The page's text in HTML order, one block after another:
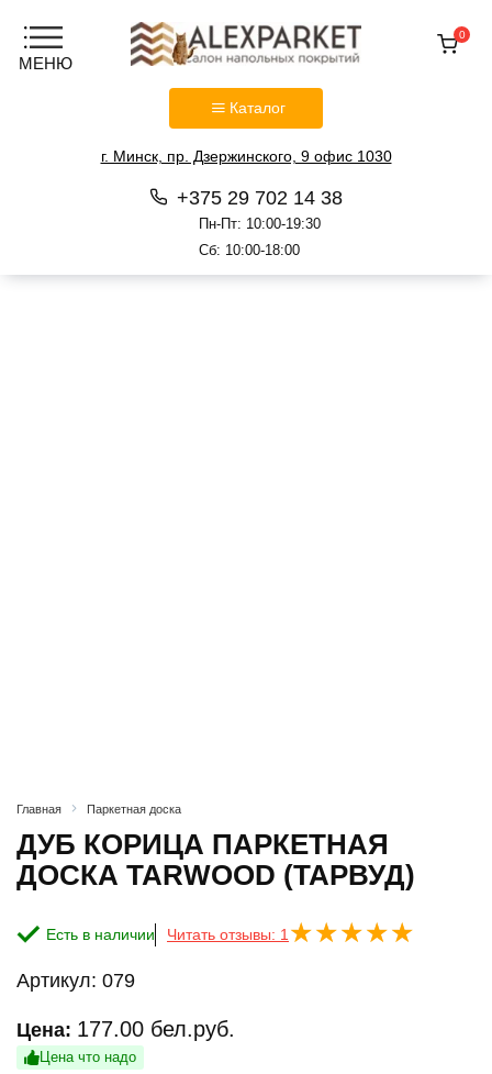
Каталог
г. Минск, пр. Дзержинского, 9 офис 1030
+375 29 702 14 38
Пн-Пт: 10:00-19:30
Сб: 10:00-18:00
0
Главная Паркетная доска
ДУБ КОРИЦА ПАРКЕТНАЯ
ДОСКА TARWOOD (ТАРВУД)
Есть в наличии Читать отзывы: 1
Артикул: 079
Цена: 177.00 бел.руб.
Цена что надо